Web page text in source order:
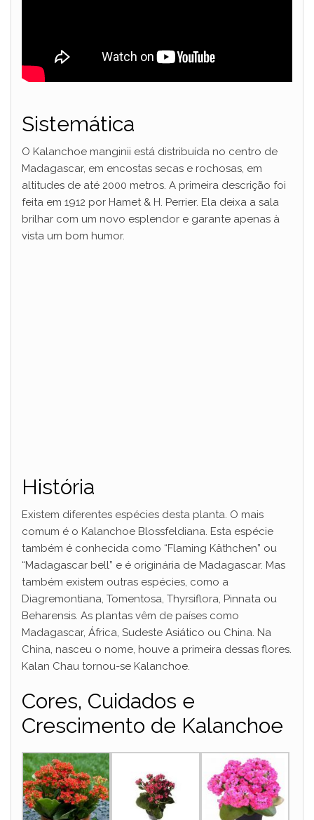
Sistemática
O Kalanchoe manginii está distribuída no centro de
Madagascar, em encostas secas e rochosas, em
altitudes de até 2000 metros. A primeira descrição foi
feita em 1912 por Hamet & H. Perrier. Ela deixa a sala
brilhar com um novo esplendor e garante apenas à
vista um bom humor.
História
Existem diferentes espécies desta planta. O mais
comum é o Kalanchoe Blossfeldiana. Esta espécie
também é conhecida como “Flaming Käthchen” ou
“Madagascar bell” e é originária de Madagascar. Mas
também existem outras espécies, como a
Diagremontiana, Tomentosa, Thyrsiflora, Pinnata ou
Beharensis. As plantas vêm de países como
Madagascar, África, Sudeste Asiático ou China. Na
China, nasceu o nome, houve a primeira dessas flores.
Kalan Chau tornou-se Kalanchoe.
Cores, Cuidados e
Crescimento de Kalanchoe